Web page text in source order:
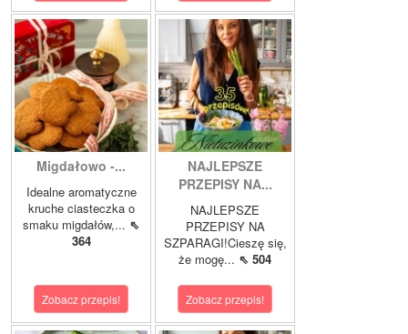
Migdałowo -...
Idealne aromatyczne
kruche ciasteczka o
smaku migdałów,... ⇖
364
Zobacz przepis!
NAJLEPSZE
PRZEPISY NA...
NAJLEPSZE
PRZEPISY NA
SZPARAGI!Cieszę się,
że mogę... ⇖ 504
Zobacz przepis!